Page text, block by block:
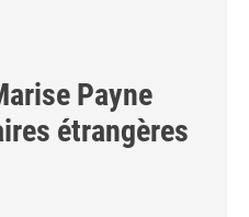
Payne
étrangères